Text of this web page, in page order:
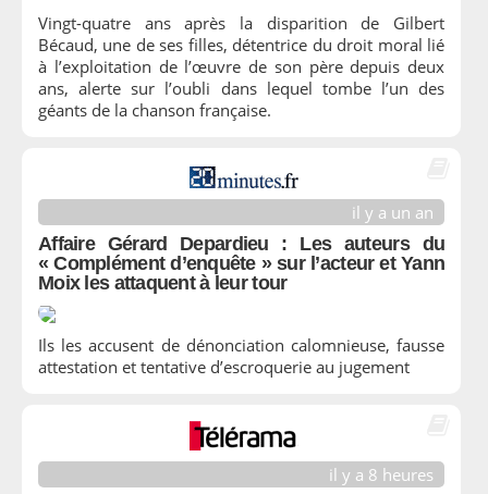
Vingt-quatre ans après la disparition de Gilbert
Bécaud, une de ses filles, détentrice du droit moral lié
à l’exploitation de l’œuvre de son père depuis deux
ans, alerte sur l’oubli dans lequel tombe l’un des
géants de la chanson française.
il y a un an
Affaire Gérard Depardieu : Les auteurs du
« Complément d’enquête » sur l’acteur et Yann
Moix les attaquent à leur tour
Ils les accusent de dénonciation calomnieuse, fausse
attestation et tentative d’escroquerie au jugement
il y a 8 heures